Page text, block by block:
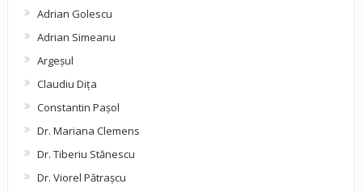
Adrian Golescu
Adrian Simeanu
Argeşul
Claudiu Diţa
Constantin Pașol
Dr. Mariana Clemens
Dr. Tiberiu Stănescu
Dr. Viorel Pătraşcu